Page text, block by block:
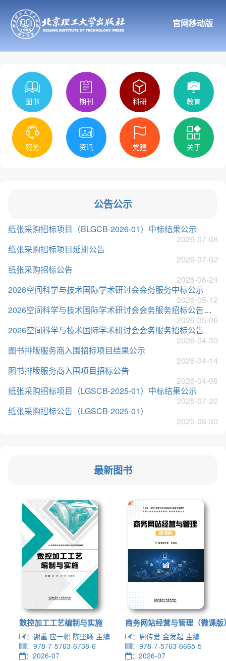
官网移动版
图书 期刊 科研 教育
服务 资讯 党建 关于
公告公示
纸张采购招标项目（BLGCB-2026-01）中标结果公示
2026-07-08
纸张采购招标项目延期公告
2026-07-02
纸张采购招标公告
2026-06-24
2026空间科学与技术国际学术研讨会会务服务中标公示
2026-05-12
2026空间科学与技术国际学术研讨会会务服务招标公告（第二次）
2026-05-06
2026空间科学与技术国际学术研讨会会务服务招标公告
2026-04-30
图书排版服务商入围招标项目结果公示
2026-04-14
图书排版服务商入围项目招标公告
2026-04-08
纸张采购招标项目（LGSCB-2025-01）中标结果公示
2025-07-22
纸张采购招标公告（LGSCB-2025-01）
2025-06-30
最新图书
数控加工工艺编制与实施
：谢重 应一帜 陈坚晰 主编
：978-7-5763-6738-6
：2026-07
商务网站经营与管理（微课版
：周传爱 金发起 主编
：978-7-5763-6665-5
：2026-07